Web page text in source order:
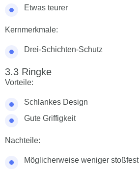
Etwas teurer
Kernmerkmale:
Drei-Schichten-Schutz
Ringke
Vorteile:
Schlankes Design
Gute Griffigkeit
Nachteile:
Möglicherweise weniger stoßfest